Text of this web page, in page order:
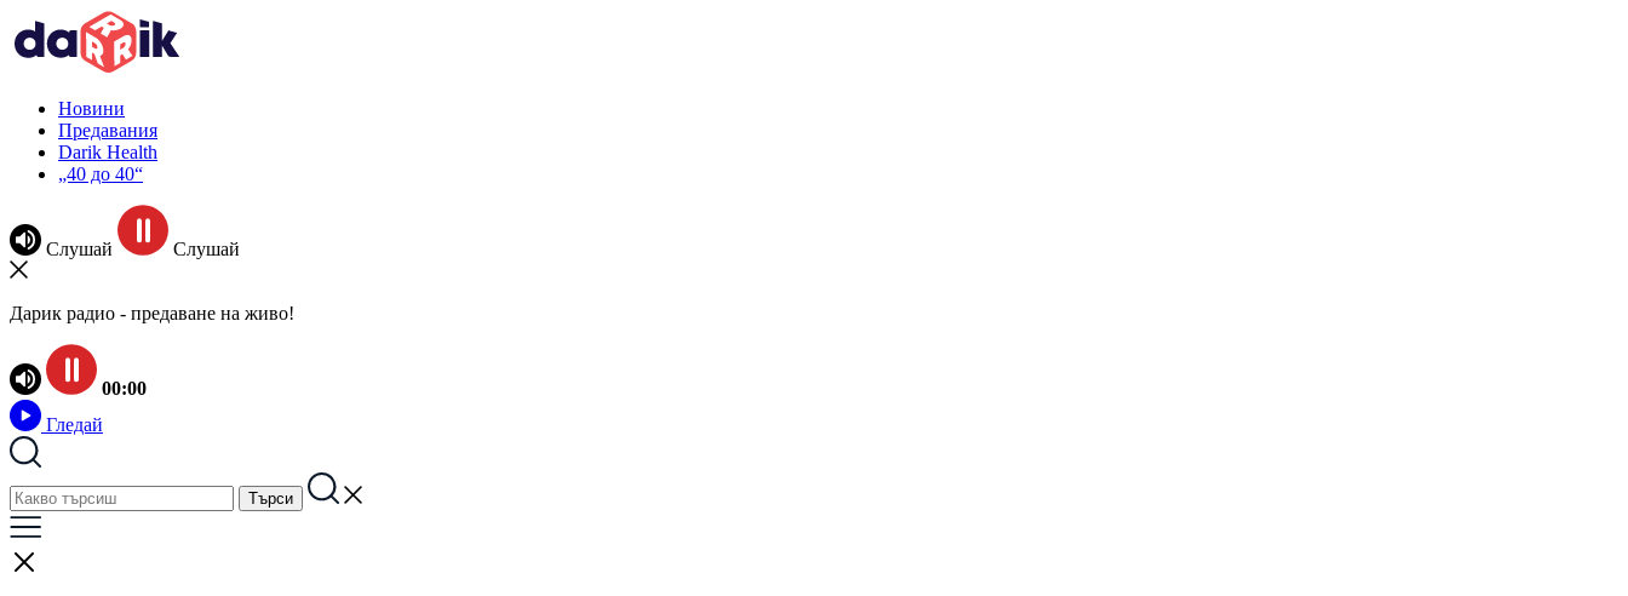
Новини
Предавания
Darik Health
„40 до 40“
Слушай Слушай
Дарик радио - предаване на живо!
00:00
Гледай